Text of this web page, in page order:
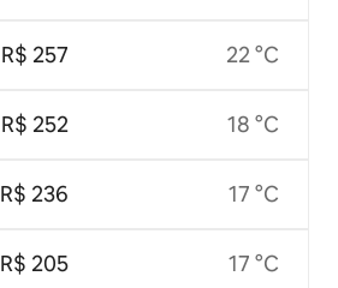
R$ 257
R$ 252
R$ 236
R$ 205
22 °C
18 °C
17 °C
17 °C